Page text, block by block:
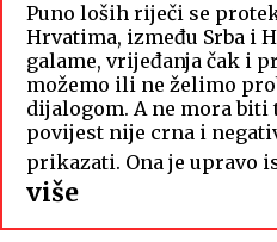
Puno loših riječi se
Hrvatima, između Srba i
galame, vrijeđanja čak i
možemo ili ne želimo
dijalogom. A ne mora
povijest nije crna i
prikazati. Ona je upravo
više:
Hrvati